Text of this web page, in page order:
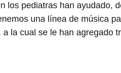
los pediatras han ayudado,
una línea de música
la cual se le han agregado